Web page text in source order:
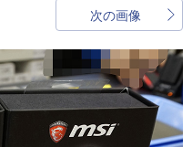
次の画像